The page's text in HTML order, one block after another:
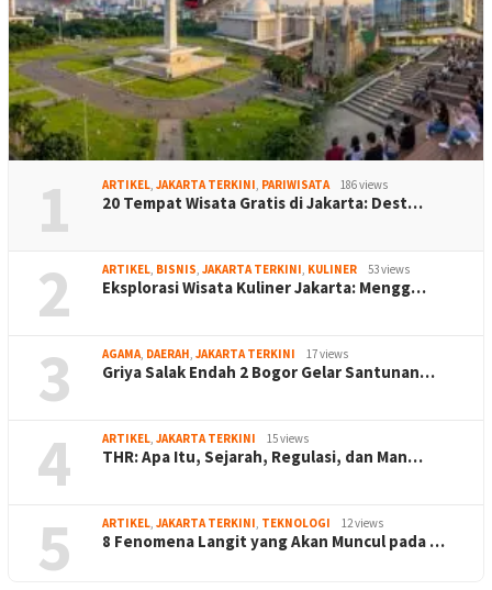
1 ARTIKEL, JAKARTA TERKINI, PARIWISATA 186 views
20 Tempat Wisata Gratis di Jakarta: Dest…
2 ARTIKEL, BISNIS, JAKARTA TERKINI, KULINER 53 views
Eksplorasi Wisata Kuliner Jakarta: Mengg…
3 AGAMA, DAERAH, JAKARTA TERKINI 17 views
Griya Salak Endah 2 Bogor Gelar Santunan…
4 ARTIKEL, JAKARTA TERKINI 15 views
THR: Apa Itu, Sejarah, Regulasi, dan Man…
5 ARTIKEL, JAKARTA TERKINI, TEKNOLOGI 12 views
8 Fenomena Langit yang Akan Muncul pada …